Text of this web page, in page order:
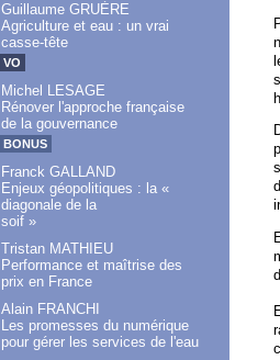
Guillaume GRUÈRE
Agriculture et eau : un vrai
casse-tête
VO
Michel LESAGE
Rénover l'approche française
de la gouvernance
BONUS
Franck GALLAND
Enjeux géopolitiques : la «
diagonale de la
soif »
Tristan MATHIEU
Performance et maîtrise des
prix en France
Alain FRANCHI
Les promesses du numérique
pour gérer les services de l'eau